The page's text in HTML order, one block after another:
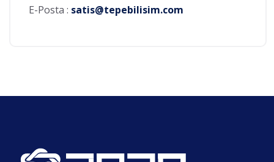
E-Posta : satis@tepebilisim.com